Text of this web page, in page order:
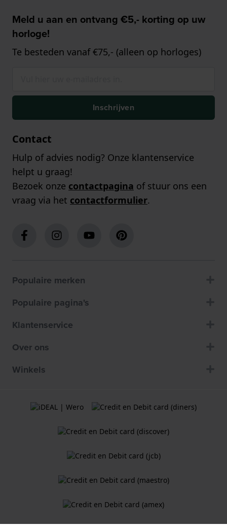
Meld u aan en ontvang €5,- korting op uw
horloge!
Te besteden vanaf €75,- (alleen op horloges)
Inschrijven
Contact
Hulp of advies nodig? Onze klantenservice
helpt u graag!
Bezoek onze contactpagina of stuur ons een
vraag via het contactformulier.
Populaire merken
Populaire pagina's
Klantenservice
Over ons
Winkels